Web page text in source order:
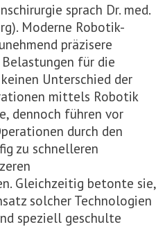
sprach Dr. med.
Moderne Robotik-
präzisere
für die
Unterschied der
mittels Robotik
dennoch führen vor
durch den
zu schnelleren
Gleichzeitig betonte sie,
solcher Technologien
speziell geschulte